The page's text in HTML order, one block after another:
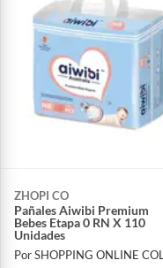
ZHOPI CO
Pañales Aiwibi Premium
Bebes Etapa 0 RN X 110
Unidades